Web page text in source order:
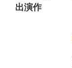
出演作